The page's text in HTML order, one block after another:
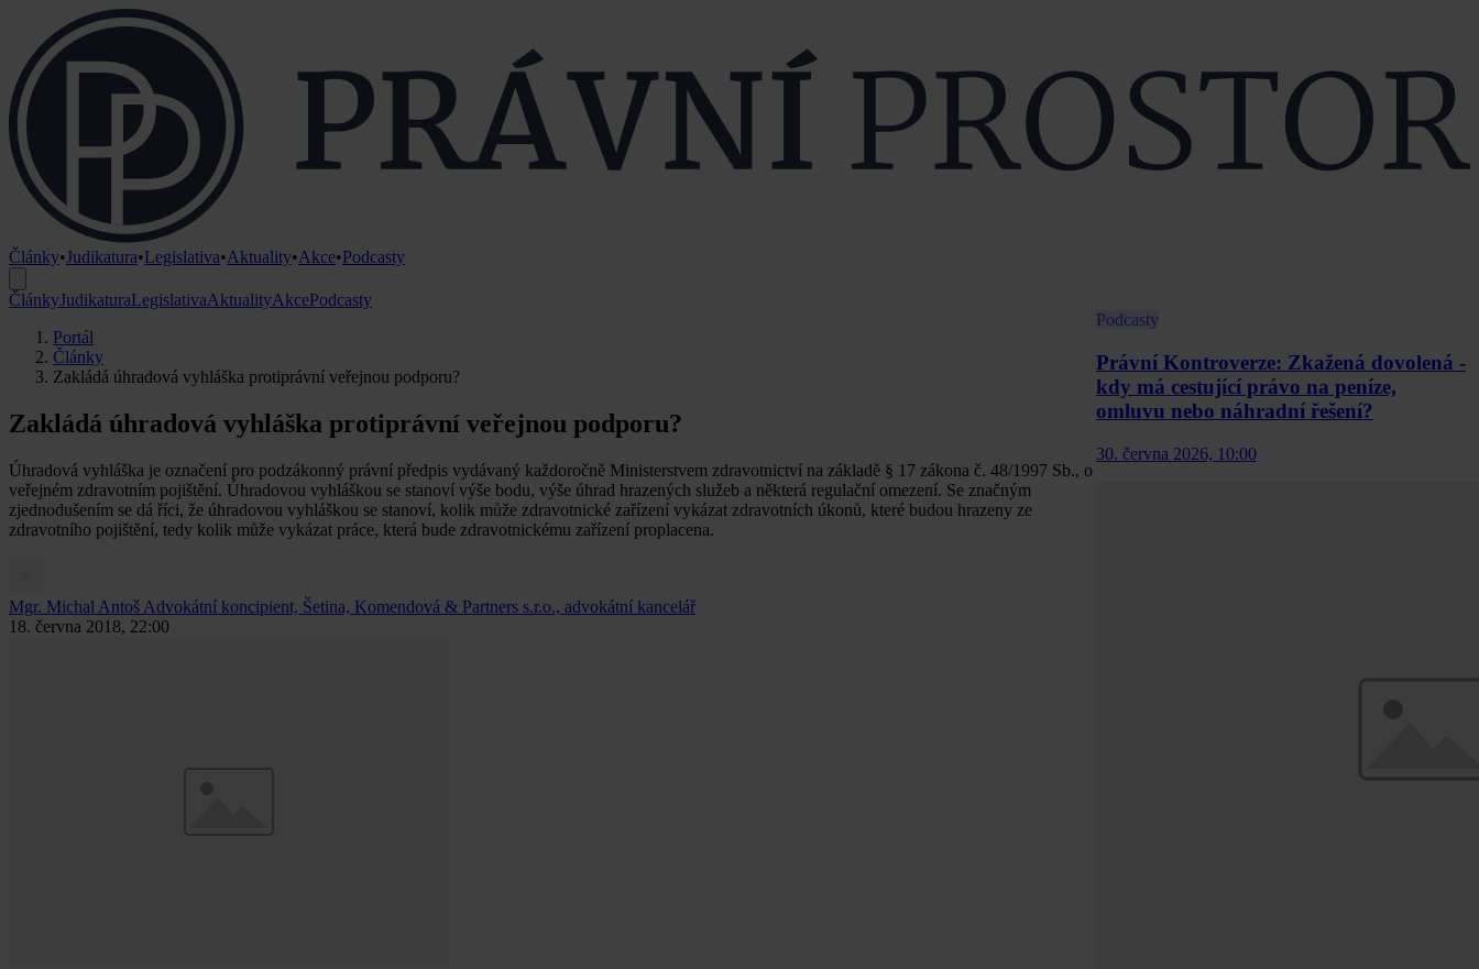
Články•Judikatura•Legislativa•Aktuality•Akce•Podcasty
ČlánkyJudikaturaLegislativaAktualityAkcePodcasty
Portál
Články
Zakládá úhradová vyhláška protiprávní veřejnou podporu?
Zakládá úhradová vyhláška protiprávní veřejnou podporu?
Úhradová vyhláška je označení pro podzákonný právní předpis vydávaný každoročně Ministerstvem zdravotnictví na základě § 17 zákona č. 48/1997 Sb., o
veřejném zdravotním pojištění. Úhradovou vyhláškou se stanoví výše bodu, výše úhrad hrazených služeb a některá regulační omezení. Se značným
zjednodušením se dá říci, že úhradovou vyhláškou se stanoví, kolik může zdravotnické zařízení vykázat zdravotních úkonů, které budou hrazeny ze
zdravotního pojištění, tedy kolik může vykázat práce, která bude zdravotnickému zařízení proplacena.
Mgr. Michal Antoš Advokátní koncipient, Šetina, Komendová & Partners s.r.o., advokátní kancelář
18. června 2018, 22:00
Podcasty
Právní Kontroverze: Zkažená dovolená -
kdy má cestující právo na peníze,
omluvu nebo náhradní řešení?
30. června 2026, 10:00